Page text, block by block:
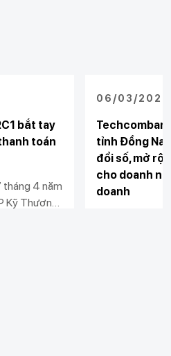
bắt tay
toán
tháng 4 năm
Kỹ Thương
06/03/2026
tỉnh Đồng
đổi số, mở
cho doanh
doanh